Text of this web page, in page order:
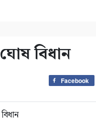
বিধান
Facebook